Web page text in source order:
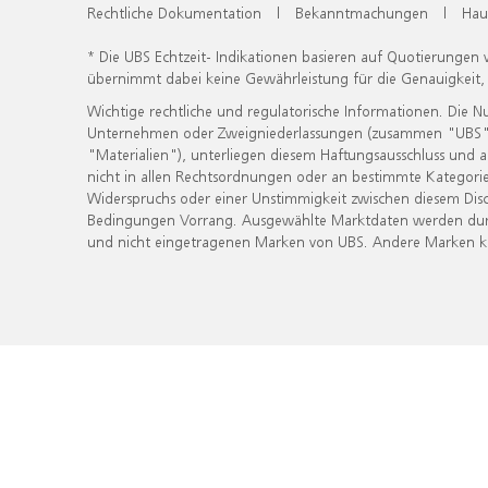
Rechtliche Dokumentation | Bekanntmachungen |
* Die UBS Echtzeit- Indikationen basieren auf
übernimmt dabei keine Gewährleistung für die
Wichtige rechtliche und regulatorische Informationen. Die
Unternehmen oder Zweigniederlassungen (zusammen
"Materialien"), unterliegen diesem Haftungsausschluss
nicht in allen Rechtsordnungen oder an bestimmte
Widerspruchs oder einer Unstimmigkeit zwischen diesem
Bedingungen Vorrang. Ausgewählte Marktdaten werden
und nicht eingetragenen Marken von UBS. Andere Marken